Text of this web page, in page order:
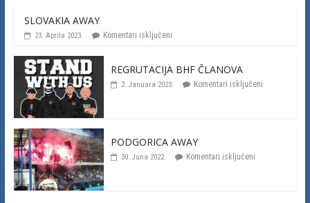
SLOVAKIA AWAY
23. Aprila 2023. Komentari isključeni
REGRUTACIJA BHF ČLANOVA
2. Januara 2023. Komentari isključeni
PODGORICA AWAY
30. Juna 2022. Komentari isključeni